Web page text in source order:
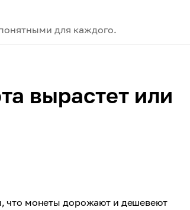
для каждого.
вырастет или
что монеты дорожают и дешевеют